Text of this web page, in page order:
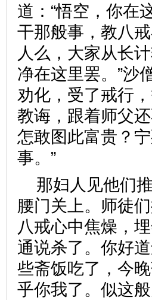
道：“悟空，你在
干那般事，教八
人么，大家从长
净在这里罢。”沙
劝化，受了戒行
教诲，跟着师父
怎敢图此富贵？
事。”
那妇人见他们
腰门关上。师徒
八戒心中焦燥，
通说杀了。你好
些斋饭吃了，今
乎你我了。似这